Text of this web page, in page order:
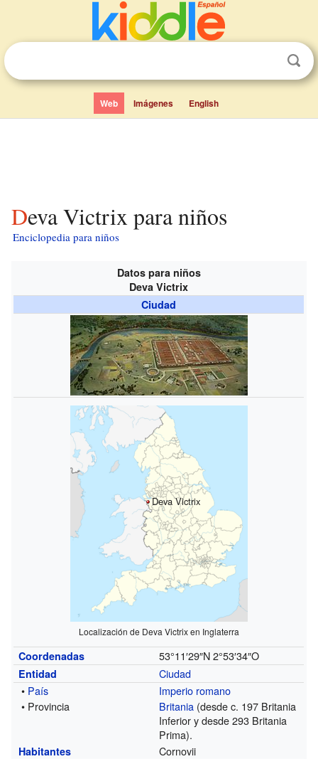
Web Imágenes English
Deva Victrix para niños
Enciclopedia para niños
Datos para niños
Deva Victrix
Ciudad
Deva Victrix
Localización de Deva Victrix en Inglaterra
Coordenadas 53°11′29″N 2°53′34″O
Entidad
Ciudad
• País
Imperio romano
• Provincia
Britania (desde c. 197 Britania
Inferior y desde 293 Britania
Prima).
Habitantes Cornovii